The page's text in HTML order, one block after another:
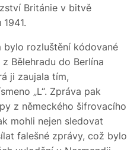
Británie v bitvě
bylo rozluštění kódované
Bělehradu do Berlína
ji zaujala tím,
„L“. Zpráva pak
z německého šifrovacího
mohli nejen sledovat
falešné zprávy, což bylo